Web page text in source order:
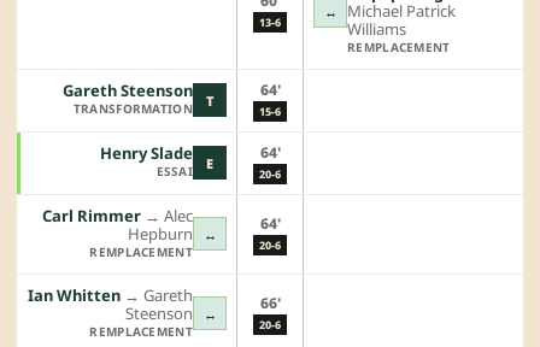
13-6
↔
Michael Patrick
Williams
REMPLACEMENT
T
Gareth Steenson
TRANSFORMATION
64'
15-6
E
Henry Slade
ESSAI
64'
20-6
↔
Carl Rimmer →︎ Alec
Hepburn
REMPLACEMENT
64'
20-6
↔
Ian Whitten →︎ Gareth
Steenson
REMPLACEMENT
66'
20-6